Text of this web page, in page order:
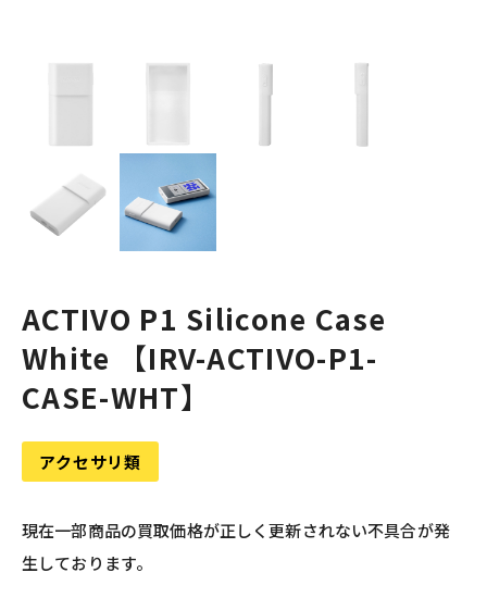
ACTIVO P1 Silicone Case
White 【IRV-ACTIVO-P1-
CASE-WHT】
アクセサリ類
現在一部商品の買取価格が正しく更新されない不具合が発
生しております。